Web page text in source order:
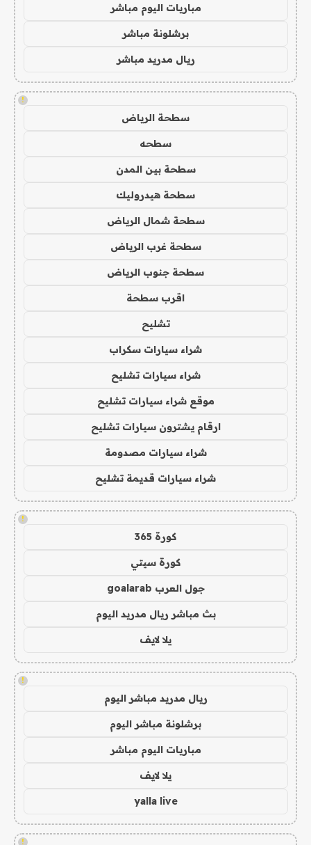
مباريات اليوم مباشر
برشلونة مباشر
ريال مدريد مباشر
!
سطحة الرياض
سطحه
سطحة بين المدن
سطحة هيدروليك
سطحة شمال الرياض
سطحة غرب الرياض
سطحة جنوب الرياض
اقرب سطحة
تشليح
شراء سيارات سكراب
شراء سيارات تشليح
موقع شراء سيارات تشليح
ارقام يشترون سيارات تشليح
شراء سيارات مصدومة
شراء سيارات قديمة تشليح
!
كورة 365
كورة سيتي
جول العرب goalarab
بث مباشر ريال مدريد اليوم
يلا لايف
!
ريال مدريد مباشر اليوم
برشلونة مباشر اليوم
مباريات اليوم مباشر
يلا لايف
yalla live
!